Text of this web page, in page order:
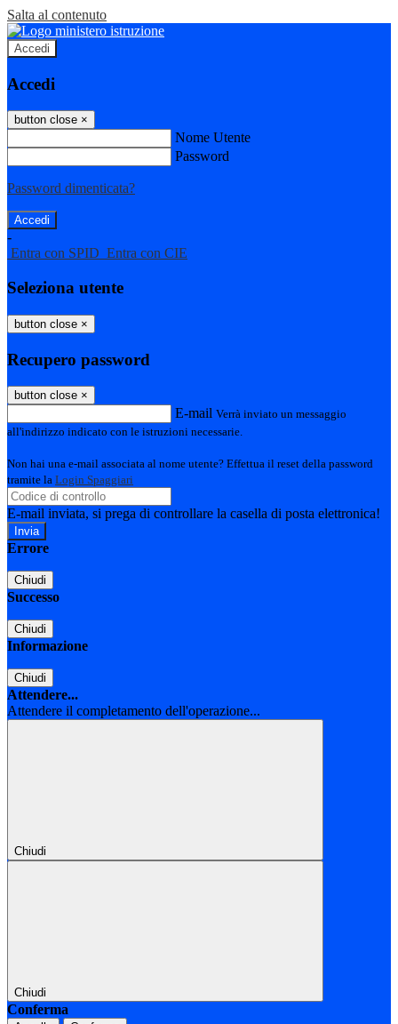
Salta al contenuto
Accedi
Accedi
button close ×
Nome Utente
Password
Password dimenticata?
-
Entra con SPID Entra con CIE
Seleziona utente
button close ×
Recupero password
button close ×
E-mail Verrà inviato un messaggio
all'indirizzo indicato con le istruzioni necessarie.
Non hai una e-mail associata al nome utente? Effettua il reset della password
tramite la Login Spaggiari
E-mail inviata, si prega di controllare la casella di posta elettronica!
Errore
Chiudi
Successo
Chiudi
Informazione
Chiudi
Attendere...
Attendere il completamento dell'operazione...
Chiudi
Chiudi
Conferma